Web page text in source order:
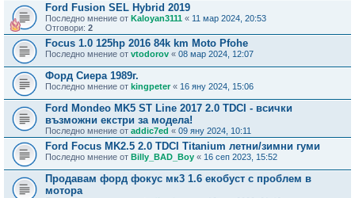
Ford Fusion SEL Hybrid 2019
Последно мнение от Kaloyan3111 « 11 мар 2024, 20:53
Отговори: 2
Focus 1.0 125hp 2016 84k km Moto Pfohe
Последно мнение от vtodorov « 08 мар 2024, 12:07
Форд Сиера 1989г.
Последно мнение от kingpeter« 16 яну 2024, 15:06
Ford Mondeo MK5 ST Line 2017 2.0 TDCI - всички
възможни екстри за модела!
Последно мнение от addic7ed « 09 яну 2024, 10:11
Ford Focus MK2.5 2.0 TDCI Titanium летни/зимни гуми
Последно мнение от Billy_BAD_Boy « 16 сеп 2023, 15:52
Продавам форд фокус мк3 1.6 екобуст с проблем в
мотора